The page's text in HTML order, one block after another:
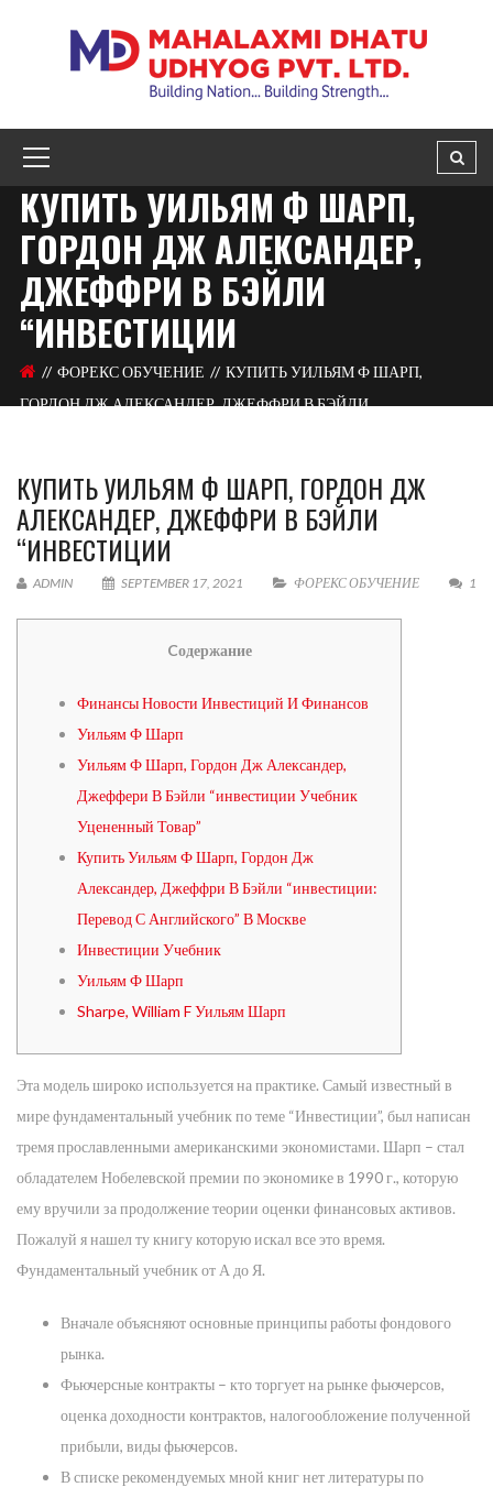
КУПИТЬ УИЛЬЯМ Ф ШАРП,
ГОРДОН ДЖ АЛЕКСАНДЕР,
ДЖЕФФРИ В БЭЙЛИ
“ИНВЕСТИЦИИ
ФОРЕКС ОБУЧЕНИЕ
КУПИТЬ УИЛЬЯМ Ф ШАРП,
ГОРДОН ДЖ АЛЕКСАНДЕР, ДЖЕФФРИ В БЭЙЛИ
КУПИТЬ УИЛЬЯМ Ф ШАРП, ГОРДОН ДЖ
АЛЕКСАНДЕР, ДЖЕФФРИ В БЭЙЛИ
“ИНВЕСТИЦИИ
ADMIN SEPTEMBER 17, 2021 ФОРЕКС ОБУЧЕНИЕ 1
Cодержание
Финансы Новости Инвестиций И Финансов
Уильям Ф Шарп
Уильям Ф Шарп, Гордон Дж Александер,
Джеффери В Бэйли “инвестиции Учебник
Уцененный Товар”
Купить Уильям Ф Шарп, Гордон Дж
Александер, Джеффри В Бэйли “инвестиции:
Перевод С Английского” В Москве
Инвестиции Учебник
Уильям Ф Шарп
Sharpe, William F Уильям Шарп
Эта модель широко используется на практике. Самый известный в
мире фундаментальный учебник по теме “Инвестиции”, был написан
тремя прославленными американскими экономистами. Шарп – стал
обладателем Нобелевской премии по экономике в 1990 г., которую
ему вручили за продолжение теории оценки финансовых активов.
Пожалуй я нашел ту книгу которую искал все это время.
Фундаментальный учебник от А до Я.
Вначале объясняют основные принципы работы фондового
рынка.
Фьючерсные контракты – кто торгует на рынке фьючерсов,
оценка доходности контрактов, налогообложение полученной
прибыли, виды фьючерсов.
В списке рекомендуемых мной книг нет литературы по